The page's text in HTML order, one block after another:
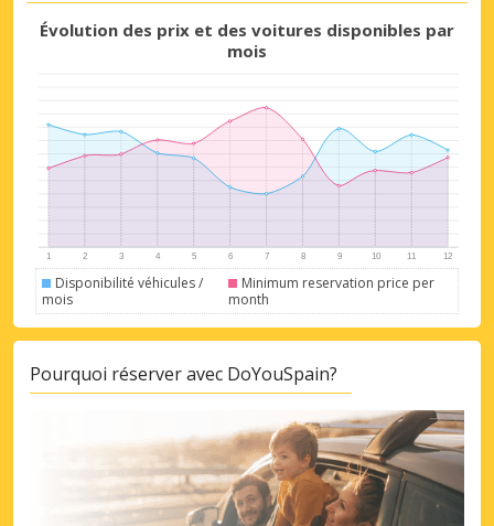
Promotions spéciales
Accédez à toutes vos réservations en un
seul endroit
Évolution des prix et des voitures disponibles par
mois
Disponibilité véhicules /
mois
Minimum reservation price per
month
Pourquoi réserver avec DoYouSpain?